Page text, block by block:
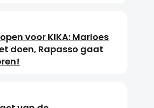
voor KIKA: Marloes
doen, Rapasso gaat